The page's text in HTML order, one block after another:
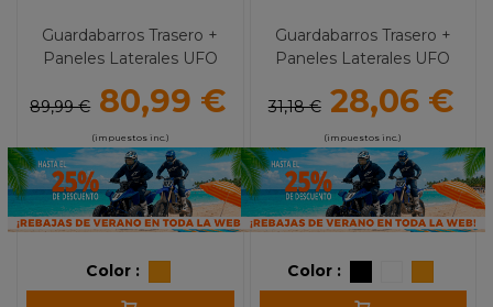
Guardabarros Trasero +
Paneles Laterales UFO
89,99 € 80,99 €
(impuestos inc.)
Color :
Guardabarros Trasero +
Paneles Laterales UFO
31,18 € 28,06 €
(impuestos inc.)
Color :